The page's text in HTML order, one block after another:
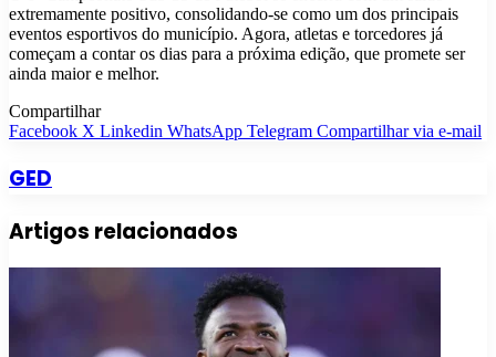
extremamente positivo, consolidando-se como um dos principais
eventos esportivos do município. Agora, atletas e torcedores já
começam a contar os dias para a próxima edição, que promete ser
ainda maior e melhor.
Compartilhar
Facebook X Linkedin WhatsApp Telegram Compartilhar via e-mail
GED
Artigos relacionados